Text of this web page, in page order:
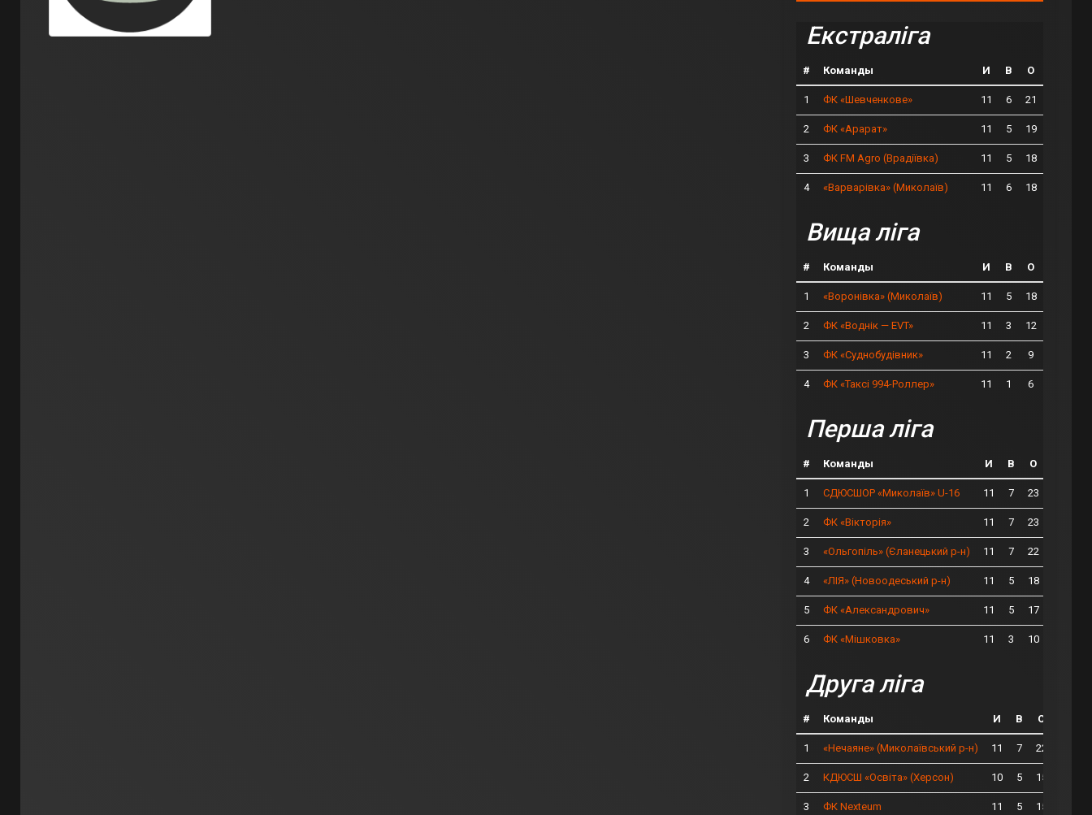
Екстраліга
# Команды И В О
1 ФК «Шевченкове» 11 6 21
2 ФК «Арарат» 11 5 19
3 ФК FM Agro (Врадіївка) 11 5 18
4 «Варварівка» (Миколаїв) 11 6 18
Вища ліга
# Команды И В О
1 «Воронівка» (Миколаїв) 11 5 18
2 ФК «Воднік — EVT» 11 3 12
3 ФК «Суднобудівник» 11 2 9
4 ФК «Таксі 994-Роллер» 11 1 6
Перша ліга
# Команды И В О
1 СДЮСШОР «Миколаїв» U-16 11 7 23
2 ФК «Вікторія» 11 7 23
3 «Ольгопіль» (Єланецький р-н) 11 7 22
4 «ЛІЯ» (Новоодеський р-н) 11 5 18
5 ФК «Александрович» 11 5 17
6 ФК «Мішковка» 11 3 10
Друга ліга
# Команды И В О
1 «Нечаяне» (Миколаївський р-н) 11 7 22
2 КДЮСШ «Освіта» (Херсон) 10 5 15
3 ФК Nexteum 11 5 15